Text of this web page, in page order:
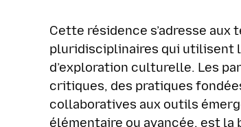
Cette résidence s’adresse
pluridisciplinaires qui utilisent
d’exploration culturelle. Les
critiques, des pratiques
collaboratives aux outils
élémentaire ou avancée, est la